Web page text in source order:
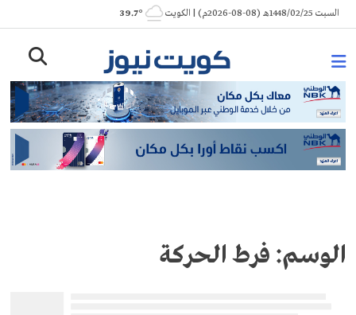
Skip
to
السبت 1448/02/25هـ (08-08-2026م) | الكويت ° 39.7
الوسم: فرط الحركة